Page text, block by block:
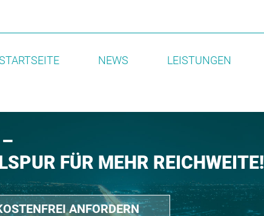
NEWS LEISTUNGEN
FÜR MEHR REICHWEITE!
ANFORDERN